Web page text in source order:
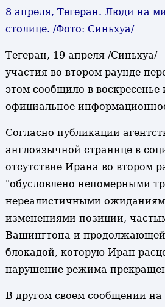
8 апреля, Тегеран. Люди на
столице. /Фото: Синьхуа/
Тегеран, 19 апреля /Синьхуа/
участия во втором раунде
этом сообщило в воскресенье
официальное
Согласно публикации
англоязычной странице в
отсутствие Ирана во втором
"обусловлено непомерными
нереалистичными
изменениями позиции,
Вашингтона и
блокадой, которую Иран
нарушение режима
В другом своем сообщении